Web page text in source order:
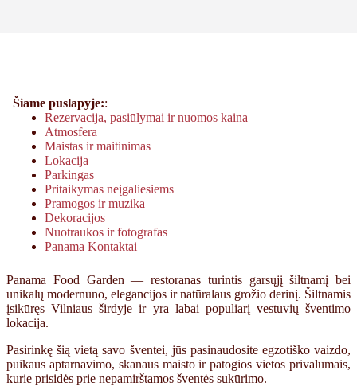
Šiame puslapyje::
Rezervacija, pasiūlymai ir nuomos kaina
Atmosfera
Maistas ir maitinimas
Lokacija
Parkingas
Pritaikymas neįgaliesiems
Pramogos ir muzika
Dekoracijos
Nuotraukos ir fotografas
Panama Kontaktai
Panama Food Garden — restoranas turintis garsųjį šiltnamį bei
unikalų modernuno, elegancijos ir natūralaus grožio derinį. Šiltnamis
įsikūręs Vilniaus širdyje ir yra labai populiarį vestuvių šventimo
lokacija.
Pasirinkę šią vietą savo šventei, jūs pasinaudosite egzotiško vaizdo,
puikaus aptarnavimo, skanaus maisto ir patogios vietos privalumais,
kurie prisidės prie nepamirštamos šventės sukūrimo.